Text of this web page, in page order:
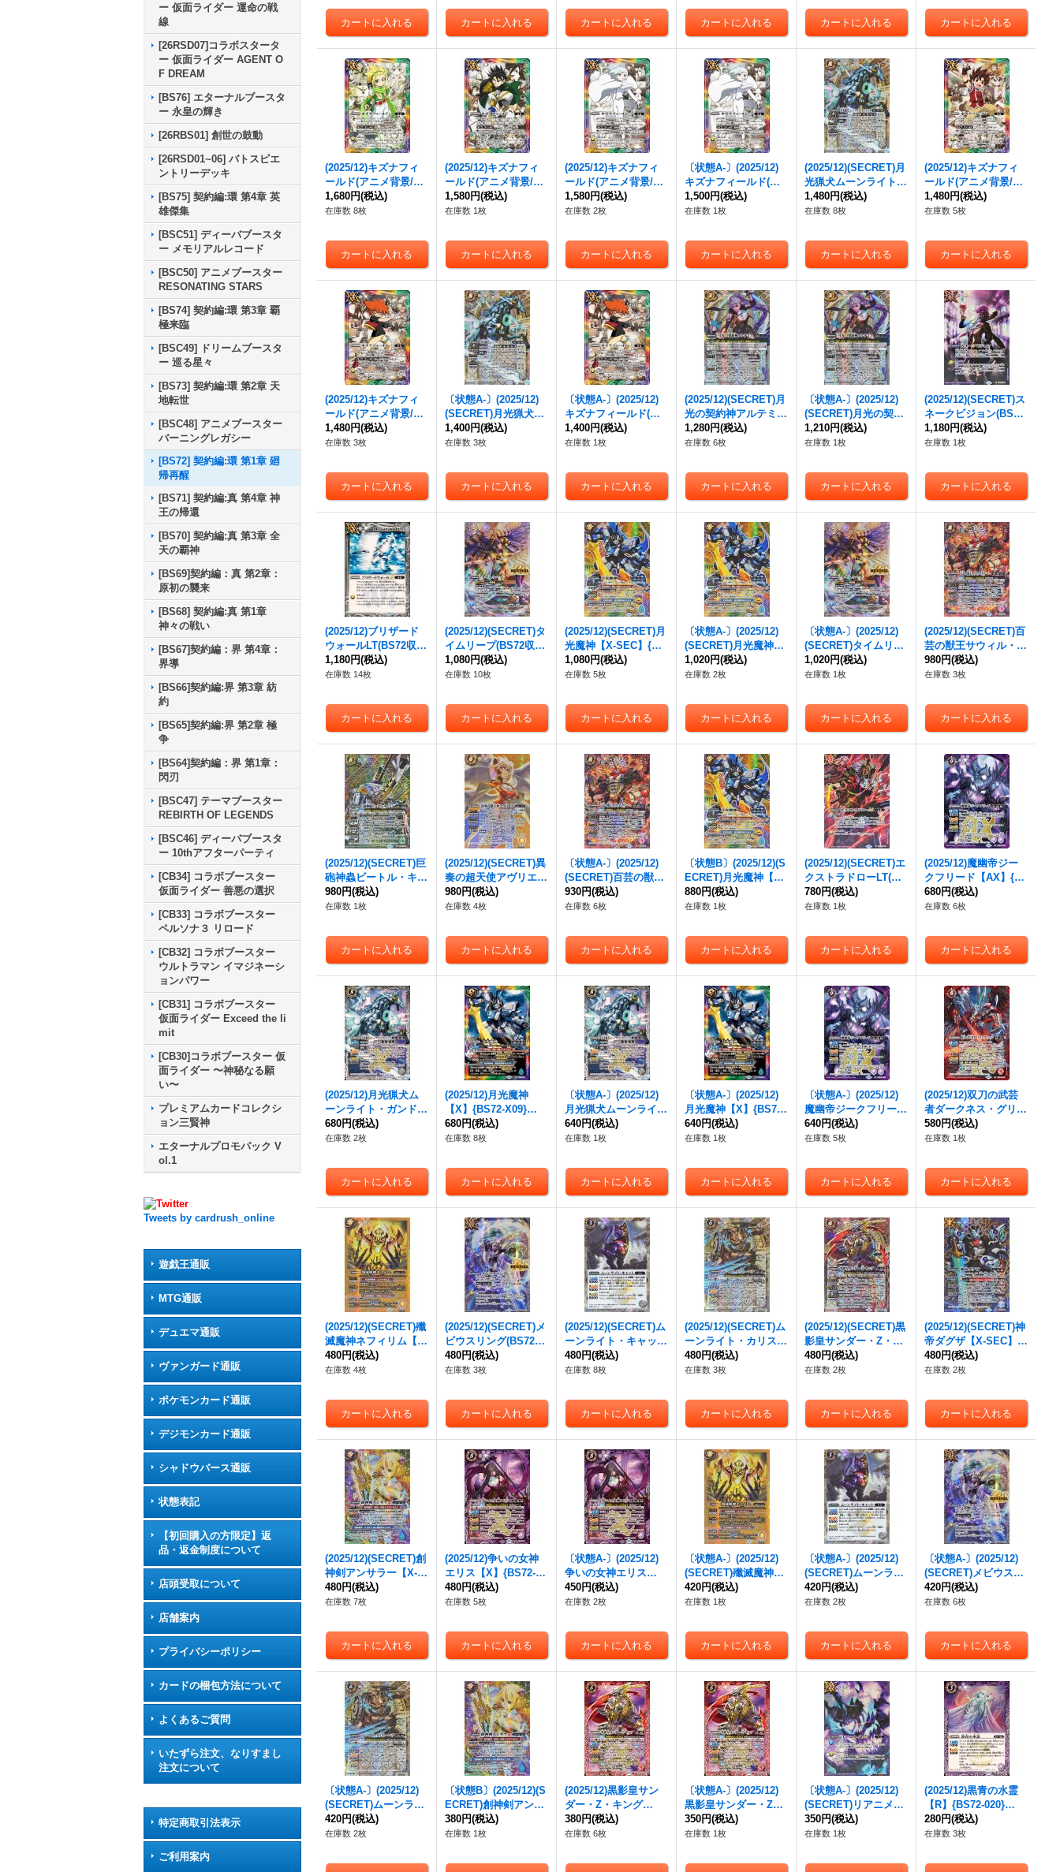
ー 仮面ライダー 運命の戦
線
[26RSD07]コラボスタータ
ー 仮面ライダー AGENT O
F DREAM
[BS76] エターナルブースタ
ー 永皇の輝き
[26RBS01] 創世の鼓動
[26RSD01~06] バトスピエ
ントリーデッキ
[BS75] 契約編:環 第4章 英
雄傑集
[BSC51] ディーバブースタ
ー メモリアルレコード
[BSC50] アニメブースター
RESONATING STARS
[BS74] 契約編:環 第3章 覇
極来臨
[BSC49] ドリームブースタ
ー 巡る星々
[BS73] 契約編:環 第2章 天
地転世
[BSC48] アニメブースター
バーニングレガシー
[BS72] 契約編:環 第1章 廻
帰再醒
[BS71] 契約編:真 第4章 神
王の帰還
[BS70] 契約編:真 第3章 全
天の覇神
[BS69]契約編：真 第2章：
原初の襲来
[BS68] 契約編:真 第1章
神々の戦い
[BS67]契約編：界 第4章：
界導
[BS66]契約編:界 第3章 紡
約
[BS65]契約編:界 第2章 極
争
[BS64]契約編：界 第1章：
閃刃
[BSC47] テーマブースター
REBIRTH OF LEGENDS
[BSC46] ディーバブースタ
ー 10thアフターパーティ
[CB34] コラボブースター
仮面ライダー 善悪の選択
[CB33] コラボブースター
ペルソナ３ リロード
[CB32] コラボブースター
ウルトラマン イマジネーシ
ョンパワー
[CB31] コラボブースター
仮面ライダー Exceed the li
mit
[CB30]コラボブースター 仮
面ライダー 〜神秘なる願
い〜
プレミアムカードコレクシ
ョン三賢神
エターナルプロモパック V
ol.1
Tweets by cardrush_online
遊戯王通販
MTG通販
デュエマ通販
ヴァンガード通販
ポケモンカード通販
デジモンカード通販
シャドウバース通販
状態表記
【初回購入の方限定】返
品・返金制度について
店頭受取について
店舗案内
プライバシーポリシー
カードの梱包方法について
よくあるご質問
いたずら注文、なりすまし
注文について
特定商取引法表示
ご利用案内
《多》
(2025/12)キズナフィ
ールド(アニメ背景/ヨ
ク・アルバトロサイラ
スト)【R】{BS72-08
1,680円(税込)
在庫数 8枚
(2025/12)キズナフィ
ールド(アニメ背景/白
夜王ヤイバイラスト)
【R】{BS72-084}
1,580円(税込)
在庫数 1枚
(2025/12)キズナフィ
ールド(アニメ背景/J
イラスト)【R】{BS72
-084}《多》
1,580円(税込)
在庫数 2枚
〔状態A-〕(2025/12)
キズナフィールド(ア
ニメ背景/Jイラスト)
【R】{BS72-084}
1,500円(税込)
在庫数 1枚
(2025/12)(SECRET)月
光猟犬ムーンライト・
ガンドッグ【X-SEC】
{BS72-X05}《白》
1,480円(税込)
在庫数 8枚
(2025/12)キズナフィ
ールド(アニメ背景/ツ
ルギ・タテワキイラス
ト)【R】{BS72-084}
1,480円(税込)
在庫数 5枚
(2025/12)キズナフィ
ールド(アニメ背景/馬
神トッパイラスト)
【R】{BS72-084}
1,480円(税込)
在庫数 3枚
〔状態A-〕(2025/12)
(SECRET)月光猟犬ム
ーンライト・ガンドッ
グ【X-SEC】{BS72-X
1,400円(税込)
在庫数 3枚
〔状態A-〕(2025/12)
キズナフィールド(ア
ニメ背景/馬神トッパ
イラスト)【R】{BS72
1,400円(税込)
在庫数 1枚
(2025/12)(SECRET)月
光の契約神アルテミス
【契約X-SEC】{BS72
-CX03}《白》
1,280円(税込)
在庫数 6枚
〔状態A-〕(2025/12)
(SECRET)月光の契約
神アルテミス【契約X-
SEC】{BS72-CX03}
1,210円(税込)
在庫数 1枚
(2025/12)(SECRET)ス
ネークビジョン(BS72
収録/ディオニュソス
イラスト)【C-SEC】
1,180円(税込)
在庫数 1枚
(2025/12)ブリザード
ウォールLT(BS72収
録)【R】{BSC45-099}
《白》
1,180円(税込)
在庫数 14枚
(2025/12)(SECRET)タ
イムリープ(BS72収録/
イシスイラスト)【R-S
EC】{BS63-CP11}
1,080円(税込)
在庫数 10枚
(2025/12)(SECRET)月
光魔神【X-SEC】{BS
72-X09}《多》
1,080円(税込)
在庫数 5枚
〔状態A-〕(2025/12)
(SECRET)月光魔神
【X-SEC】{BS72-X0
9}《多》
1,020円(税込)
在庫数 2枚
〔状態A-〕(2025/12)
(SECRET)タイムリー
プ(BS72収録/イシスイ
ラスト)【R-SEC】{B
1,020円(税込)
在庫数 1枚
(2025/12)(SECRET)百
芸の獣王サウィル・ダ
ナーハ【X-SEC】{BS
72-X02}《赤》
980円(税込)
在庫数 3枚
(2025/12)(SECRET)巨
砲神蟲ビートル・キャ
ノン【X-SEC】{BS72
-X04}《緑》
980円(税込)
在庫数 1枚
(2025/12)(SECRET)異
奏の超天使アヴリエル
【X-SEC】{BS72-X0
6}《黄》
980円(税込)
在庫数 4枚
〔状態A-〕(2025/12)
(SECRET)百芸の獣王
サウィル・ダナーハ
【X-SEC】{BS72-X0
930円(税込)
在庫数 6枚
〔状態B〕(2025/12)(S
ECRET)月光魔神【X-
SEC】{BS72-X09}
《多》
880円(税込)
在庫数 1枚
(2025/12)(SECRET)エ
クストラドローLT(BS
72収録/ゼウスイラス
ト)【C-SEC】{BSC45
780円(税込)
在庫数 1枚
(2025/12)魔幽帝ジー
クフリード【AX】{B
S72-AX02}《紫》
680円(税込)
在庫数 6枚
(2025/12)月光猟犬ム
ーンライト・ガンドッ
グ【X】{BS72-X05}
《白》
680円(税込)
在庫数 2枚
(2025/12)月光魔神
【X】{BS72-X09}
《多》
680円(税込)
在庫数 8枚
〔状態A-〕(2025/12)
月光猟犬ムーンライ
ト・ガンドッグ【X】
{BS72-X05}《白》
640円(税込)
在庫数 1枚
〔状態A-〕(2025/12)
月光魔神【X】{BS72-
X09}《多》
640円(税込)
在庫数 1枚
〔状態A-〕(2025/12)
魔幽帝ジークフリード
【AX】{BS72-AX02}
《紫》
640円(税込)
在庫数 5枚
(2025/12)双刀の武芸
者ダークネス・グリフ
ォン【AX】{BS72-AX
01}《赤》
580円(税込)
在庫数 1枚
(2025/12)(SECRET)殲
滅魔神ネフィリム【M
-SEC】{BS72-065}
《黄》
480円(税込)
在庫数 4枚
(2025/12)(SECRET)メ
ビウスリング(BS72収
録/アルテ・ミストラ
ル・ビットイラスト)
012}《白》
480円(税込)
在庫数 3枚
(2025/12)(SECRET)ム
ーンライト・キャット
【R-SEC】{BS72-03
4}《白》
480円(税込)
在庫数 8枚
(2025/12)(SECRET)ム
ーンライト・カリスト
ー・ベア【M-SEC】
{BS72-039}《白》
480円(税込)
在庫数 3枚
(2025/12)(SECRET)黒
影皇サンダー・Z・キ
ング【X-SEC】{BS72
-X01}《赤》
480円(税込)
在庫数 2枚
(2025/12)(SECRET)神
帝ダグザ【X-SEC】
{BS72-X07}《青》
480円(税込)
在庫数 2枚
(2025/12)(SECRET)創
神剣アンサラー【X-S
EC】{BS72-X08}
《多》
480円(税込)
在庫数 7枚
(2025/12)争いの女神
エリス【X】{BS72-X0
3}《紫》
480円(税込)
在庫数 5枚
〔状態A-〕(2025/12)
争いの女神エリス
【X】{BS72-X03}
《紫》
450円(税込)
在庫数 2枚
〔状態A-〕(2025/12)
(SECRET)殲滅魔神ネ
フィリム【M-SEC】
{BS72-065}《黄》
420円(税込)
在庫数 1枚
〔状態A-〕(2025/12)
(SECRET)ムーンライ
ト・キャット【R-SE
C】{BS72-034}《白》
420円(税込)
在庫数 2枚
〔状態A-〕(2025/12)
(SECRET)メビウスリ
ング(BS72収録/アル
テ・ミストラル・ビッ
C】{BS49-RV012}
《白》
420円(税込)
在庫数 6枚
〔状態A-〕(2025/12)
(SECRET)ムーンライ
ト・カリストー・ベア
【M-SEC】{BS72-03
420円(税込)
在庫数 2枚
〔状態B〕(2025/12)(S
ECRET)創神剣アンサ
ラー【X-SEC】{BS72
-X08}《多》
380円(税込)
在庫数 1枚
(2025/12)黒影皇サン
ダー・Z・キング
【X】{BS72-X01}
《赤》
380円(税込)
在庫数 6枚
〔状態A-〕(2025/12)
黒影皇サンダー・Z・
キング【X】{BS72-X0
1}《赤》
350円(税込)
在庫数 1枚
〔状態A-〕(2025/12)
(SECRET)リアニメイ
トLT(BS72収録/魔幽
帝ジークフリードイラ
42-082}《紫》
350円(税込)
在庫数 1枚
(2025/12)黒青の水霊
【R】{BS72-020}
《紫》
280円(税込)
在庫数 3枚